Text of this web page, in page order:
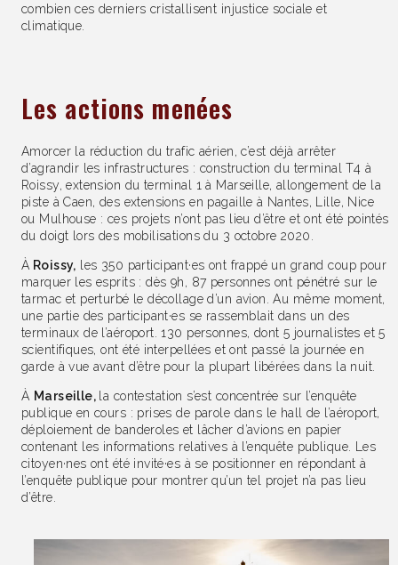
combien ces derniers cristallisent injustice sociale et
climatique.
Les actions menées
Amorcer la réduction du trafic aérien, c’est déjà arrêter
d’agrandir les infrastructures : construction du terminal T4 à
Roissy, extension du terminal 1 à Marseille, allongement de la
piste à Caen, des extensions en pagaille à Nantes, Lille, Nice
ou Mulhouse : ces projets n’ont pas lieu d’être et ont été pointés
du doigt lors des mobilisations du 3 octobre 2020.
À Roissy, les 350 participant·es ont frappé un grand coup pour
marquer les esprits : dès 9h, 87 personnes ont pénétré sur le
tarmac et perturbé le décollage d’un avion. Au même moment,
une partie des participant·es se rassemblait dans un des
terminaux de l’aéroport. 130 personnes, dont 5 journalistes et 5
scientifiques, ont été interpellées et ont passé la journée en
garde à vue avant d’être pour la plupart libérées dans la nuit.
À Marseille, la contestation s’est concentrée sur l’enquête
publique en cours : prises de parole dans le hall de l’aéroport,
déploiement de banderoles et lâcher d’avions en papier
contenant les informations relatives à l’enquête publique. Les
citoyen·nes ont été invité·es à se positionner en répondant à
l’enquête publique pour montrer qu’un tel projet n’a pas lieu
d’être.